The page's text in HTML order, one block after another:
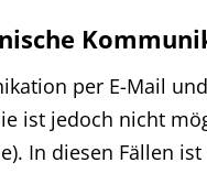
per E-Mail
ist jedoch nicht
In diesen Fällen